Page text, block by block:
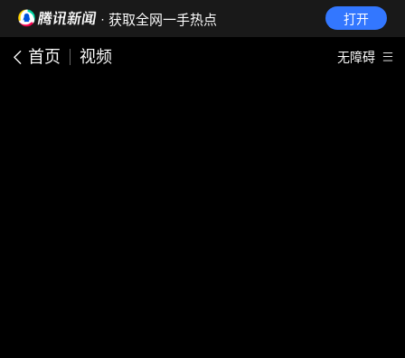
· 获取全网一手热点 打开
首页 视频 无障碍